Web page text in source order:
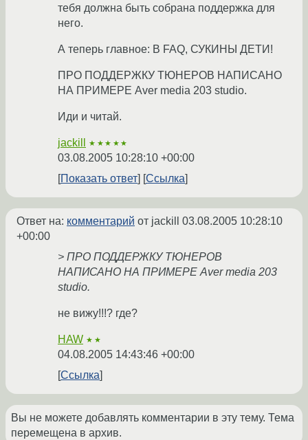
тебя должна быть собрана поддержка для
него.
А теперь главное: В FAQ, СУКИНЫ ДЕТИ!
ПРО ПОДДЕРЖКУ ТЮНЕРОВ НАПИСАНО
НА ПРИМЕРЕ Aver media 203 studio.
Иди и читай.
jackill ★★★★★
03.08.2005 10:28:10 +00:00
Показать ответ
Ссылка
Ответ на: комментарий от jackill 03.08.2005 10:28:10
+00:00
> ПРО ПОДДЕРЖКУ ТЮНЕРОВ
НАПИСАНО НА ПРИМЕРЕ Aver media 203
studio.
не вижу!!!? где?
HAW ★★
04.08.2005 14:43:46 +00:00
Ссылка
Вы не можете добавлять комментарии в эту тему. Тема
перемещена в архив.